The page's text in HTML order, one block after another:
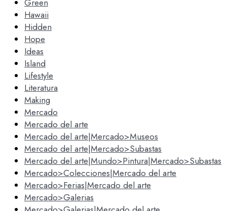
Green
Hawaii
Hidden
Hope
Ideas
Island
Lifestyle
Literatura
Making
Mercado
Mercado del arte
Mercado del arte|Mercado>Museos
Mercado del arte|Mercado>Subastas
Mercado del arte|Mundo>Pintura|Mercado>Subastas
Mercado>Colecciones|Mercado del arte
Mercado>Ferias|Mercado del arte
Mercado>Galerias